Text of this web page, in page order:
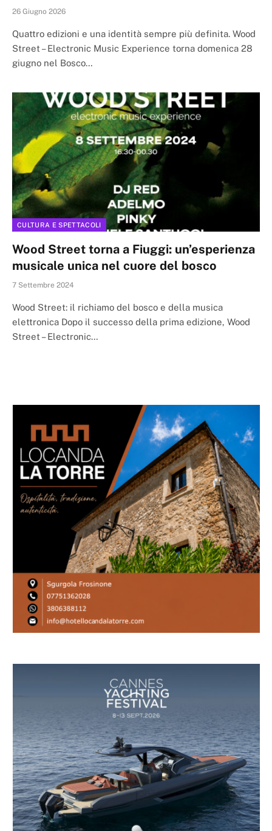
26 Giugno 2026
Quattro edizioni e una identità sempre più definita. Wood
Street – Electronic Music Experience torna domenica 28
giugno nel Bosco…
CULTURA E SPETTACOLI
Wood Street torna a Fiuggi: un’esperienza
musicale unica nel cuore del bosco
7 Settembre 2024
Wood Street: il richiamo del bosco e della musica
elettronica Dopo il successo della prima edizione, Wood
Street – Electronic…